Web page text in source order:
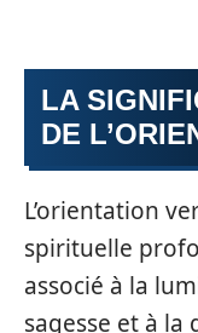
LA
DE
L’orientation
spirituelle
associé à la
sagesse et à la